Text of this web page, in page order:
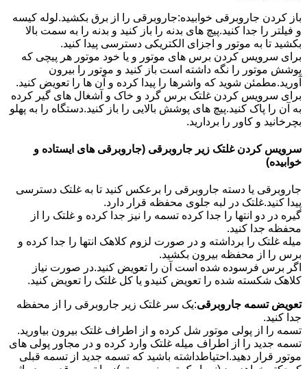
باز کردن جاروبرقی خوابیده:جاروبرقی را از برق بکشید.لوله کیسه
و فیلتر را جدا کنید.پیچ های بدنه را باز کنید و بدنه را به سمت بالا
بکشید تا به موتور و اجزای الکتریکی دسترسی پیدا کنید.
برای سرویس کردن برس های موتور و یا خود موتور هر پیچی که
پوشش موتور را نگه داشته است باز کنید و موتور را بیرون
آورید.مطمئن شوید که واشرها را پیدا کرده و آن ها را تعویض کنید.
برای سرویس کردن غلتک برس گرد و خاک و آشغال های گیر کرده
به آن را پاک کنید.پیچ های پوشش بالایی را باز کنید.دستگاه را به پهلو
بچرخانید و کاور را بردارید.
سرویس کردن غلتک زیر جاروبرقی (جاروبرقی های ایستاده و
خوابیده)
جاروبرقی یا دسته جاروبرقی را برعکس کنید تا به غلتک دسترسی
پیدا کنید.غلتک در لبه جلوی محفظه قرار دارد.
گیره در دو انتها را جدا کرده تسمه را نیز جدا کرده و غلتک را از
محفظه جدا کنید.
میله غلتک را برداشته و در صورت لزوم کلاهک انتها را جدا کرده و
برس را از محفظه بیرون بکشید.
اگر برس فرسوده شده است آن را تعویض کنید.در صورت نیاز
کلاهک شکسته شده را تعویض کنیدو یا کل غلتک را تعویض کنید.
تعویض تسمه جاروبرقی:یک سر غلتک زیر جاروبرقی را از محفظه
جدا کنید.
تسمه را از پولی موتور شل کرده و از اطراف غلتک بیرون بیاورید.
تسمه جدید را از اطراف میله غلتک وارد کرده و در مجاور پولی های
موتور قرار دهید.احتیاطداشته باشید که تسمه جدید از تسمه قبلی